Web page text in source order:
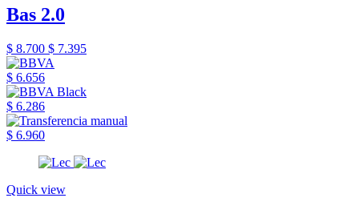
Bas 2.0
$ 8.700 $ 7.395
$ 6.656
$ 6.286
$ 6.960
Quick view